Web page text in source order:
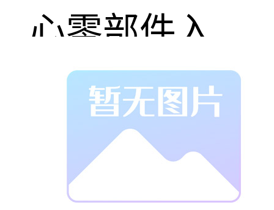
心零部件入
手，与上游供
应商深度合
作，确保产品